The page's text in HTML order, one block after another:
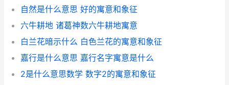
自然是什么意思 好的寓意和象征
六牛耕地 诸葛神数六牛耕地寓意
白兰花暗示什么 白色兰花的寓意和象征
嘉行是什么意思 嘉行名字寓意是什么
2是什么意思数学 数字2的寓意和象征